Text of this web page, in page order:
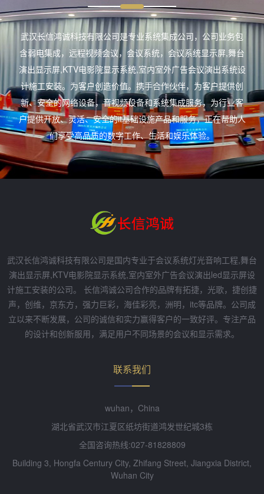
武汉长信鸿诚科技有限公司是专业系统集成公司，公司业务包
含弱电集成，远程视频会议，会议系统，会议系统显示屏,舞台
演出显示屏,KTV电影院显示系统,室内室外广告会议演出系统设
计施工安装。为客户创造价值。携手合作伙伴，为客户提供创
新、安全的网络设备，音视频设备和系统集成服务，为行业客
户提供开放、灵活、安全的it基础设施产品和服务，正在帮助人
们享受高品质的数字工作、生活和娱乐体验。
武汉长信鸿诚科技有限公司是国内专业于会议系统灯光音响工程,舞台
演出显示屏,KTV电影院显示系统,室内室外广告会议演出led显示屏设
计施工安装的公司。 长信鸿诚公司合作的品牌有拓捷，光歌，捷创捷
声，创维，京东方，强力巨彩，海佳彩亮，洲明，itc等品牌。公司成
立以来不断发展，公司的诚信和实力赢得客户的一致好评。专注产品
的设计和创新服用，满足用户不同场景的会议和显示需求。
联系我们
wuhan，China
湖北省武汉市江夏区纸坊街道鸿发世纪城3栋
全国咨询热线:027-81828809
Building 3, Hongfa Century City, Zhifang Street, Jiangxia District,
Wuhan City